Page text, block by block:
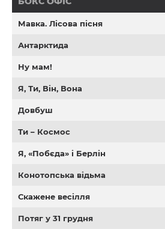
Мавка. Лісова пісня
Антарктида
Ну мам!
Я, Ти, Він, Вона
Довбуш
Ти – Космос
Я, «Побєда» і Берлін
Конотопська відьма
Скажене весілля
Потяг у 31 грудня